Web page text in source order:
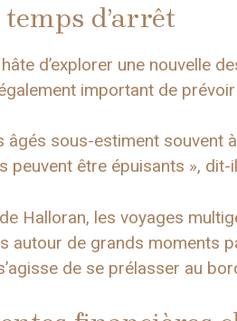
d’arrêt
d’explorer une nouvelle
important de
âgés sous-estiment souvent
peuvent être épuisants », dit-
de Halloran, les voyages
autour de grands moments
de se prélasser au